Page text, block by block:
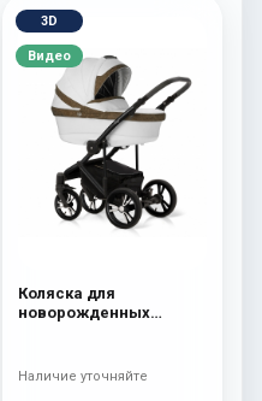
3D
Видео
Коляска для
новорожденных
Наличие уточняйте